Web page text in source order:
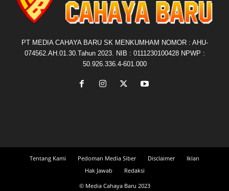
PT MEDIA CAHAYA BARU SK MENKUMHAM NOMOR : AHU-
074562.AH.01.30.Tahun 2023. NIB : 0111230100428 NPWP :
50.926.336.4-601.000
Tentang Kami Pedoman Media Siber Disclaimer
Iklan
Hak Jawab
Redaksi
© Media Cahaya Baru 2023